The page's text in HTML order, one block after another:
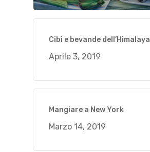
Cibi e bevande dell’Himalaya
Aprile 3, 2019
Mangiare a New York
Marzo 14, 2019